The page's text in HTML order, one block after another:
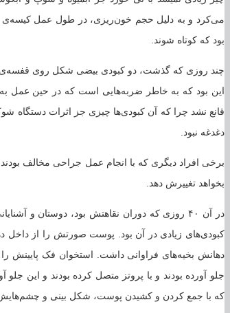
می‌کرد و به دلیل حجم خون‌ریزی، در طول عمل کیسه‌ی
بود که کوتاه شوند.
چند روزی که گذشت، دو کبودی بیضی شکل روی قفسه‌ی
این بود که به خاطر ضربه‌هایی است که در حین عمل
قانع نشد چرا که آن کبودی‌ها چیزی جز اثرات دستگاه
دغدغه نبود.
برخی افراد دیگری که با انجام عمل جراحی مخالف
بخواهد تغییرش دهد.
در آن ۴۰ روزی که دوران نقاهتش بود، دوستان و
کبودی‌های زیادی در آن بود. پوست صورتش را از
دهانش بخیه‌های فراوانی داشت. استخوان فک پایینش را
جلو آورده بودند و با پروتز متصل کرده بودند و
که با جمع کردن و کشیدن پوست، شکل بینی و چشم‌هایش